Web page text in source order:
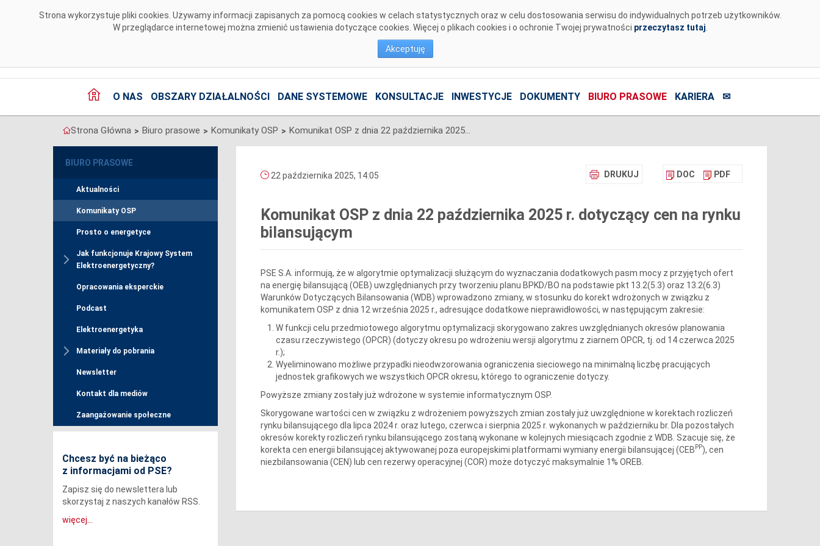
Strona wykorzystuje pliki cookies. Używamy informacji zapisanych za pomocą cookies w celach statystycznych oraz w celu dostosowania serwisu do indywidualnych potrzeb użytkowników.
W przeglądarce internetowej można zmienić ustawienia dotyczące cookies. Więcej o plikach cookies i o ochronie Twojej prywatności przeczytasz tutaj
Akceptuję
O NAS OBSZARY DZIAŁALNOŚCI DANE SYSTEMOWE KONSULTACJE INWESTYCJE DOKUMENTY BIURO PRASOWE KARIERA ✉
Strona Główna > Biuro prasowe > Komunikaty OSP > Komunikat OSP z dnia 22 października 2025 r. dotyczący cen na rynku bilansującym
BIURO PRASOWE
Aktualności
Komunikaty OSP
Prosto o energetyce
Jak funkcjonuje Krajowy System
Elektroenergetyczny?
Opracowania eksperckie
Podcast
Elektroenergetyka
Materiały do pobrania
Newsletter
Kontakt dla mediów
Zaangażowanie społeczne
Chcesz być na bieżąco
z informacjami od PSE?
Zapisz się do newslettera lub
skorzystaj z naszych kanałów RSS.
więcej...
DRUKUJ DOC PDF
22 października 2025, 14:05
Komunikat OSP z dnia 22 października 2025 r. dotyczący cen na rynku
bilansującym
PSE S.A. informują, że w algorytmie optymalizacji służącym do wyznaczania dodatkowych pasm mocy z przyjętych ofert
na energię bilansującą (OEB) uwzględnianych przy tworzeniu planu BPKD/BO na podstawie pkt 13.2(5.3) oraz 13.2(6.3)
Warunków Dotyczących Bilansowania (WDB) wprowadzono zmiany, w stosunku do korekt wdrożonych w związku z
komunikatem OSP z dnia 12 września 2025 r., adresujące dodatkowe nieprawidłowości, w następującym zakresie:
W funkcji celu przedmiotowego algorytmu optymalizacji skorygowano zakres uwzględnianych okresów planowania
czasu rzeczywistego (OPCR) (dotyczy okresu po wdrożeniu wersji algorytmu z ziarnem OPCR, tj. od 14 czerwca 2025
r.);
Wyeliminowano możliwe przypadki nieodwzorowania ograniczenia sieciowego na minimalną liczbę pracujących
jednostek grafikowych we wszystkich OPCR okresu, którego to ograniczenie dotyczy.
Powyższe zmiany zostały już wdrożone w systemie informatycznym OSP.
Skorygowane wartości cen w związku z wdrożeniem powyższych zmian zostały już uwzględnione w korektach rozliczeń
rynku bilansującego dla lipca 2024 r. oraz lutego, czerwca i sierpnia 2025 r. wykonanych w październiku br. Dla pozostałych
okresów korekty rozliczeń rynku bilansującego zostaną wykonane w kolejnych miesiącach zgodnie z WDB. Szacuje się, że
korekta cen energii bilansującej aktywowanej poza europejskimi platformami wymiany energii bilansującej (CEB PP), cen
niezbilansowania (CEN) lub cen rezerwy operacyjnej (COR) może dotyczyć maksymalnie 1% OREB.